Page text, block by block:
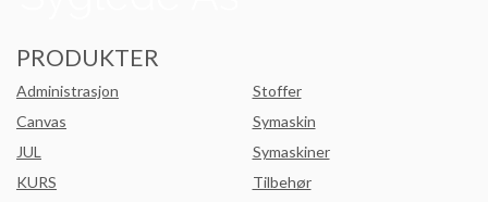
PRODUKTER
Administrasjon
Canvas
JUL
KURS
Stoffer
Symaskin
Symaskiner
Tilbehør